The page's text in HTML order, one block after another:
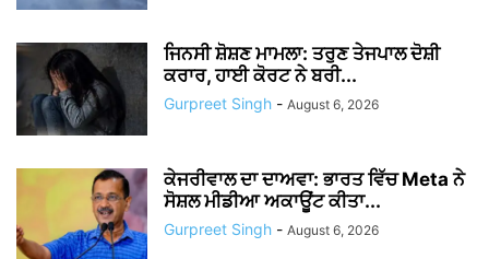
ਜਿਨਸੀ ਸ਼ੋਸ਼ਣ ਮਾਮਲਾ: ਤਰੁਣ ਤੇਜਪਾਲ ਦੋਸ਼ੀ
ਕਰਾਰ, ਹਾਈ ਕੋਰਟ ਨੇ ਬਰੀ...
Gurpreet Singh - August 6, 2026
ਕੇਜਰੀਵਾਲ ਦਾ ਦਾਅਵਾ: ਭਾਰਤ ਵਿੱਚ Meta ਨੇ
ਸੋਸ਼ਲ ਮੀਡੀਆ ਅਕਾਊਂਟ ਕੀਤਾ...
Gurpreet Singh - August 6, 2026